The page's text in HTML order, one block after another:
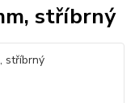
stříbrný